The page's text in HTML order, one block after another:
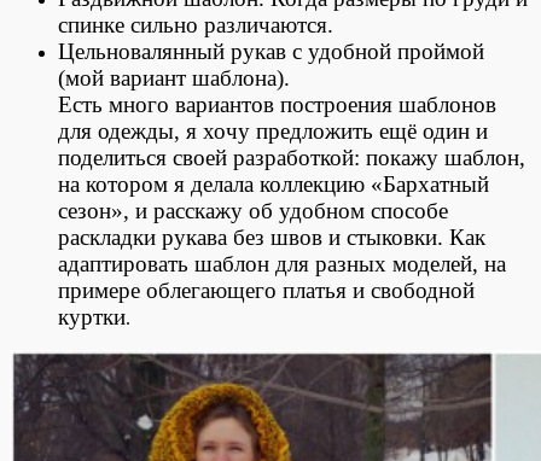
спинке сильно различаются.
Цельновалянный рукав с удобной проймой
(мой вариант шаблона).
Есть много вариантов построения шаблонов
для одежды, я хочу предложить ещё один и
поделиться своей разработкой: покажу шаблон,
на котором я делала коллекцию «Бархатный
сезон», и расскажу об удобном способе
раскладки рукава без швов и стыковки. Как
адаптировать шаблон для разных моделей, на
примере облегающего платья и свободной
куртки.